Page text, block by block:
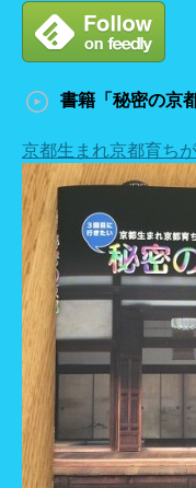
書籍「秘密の京都
京都生まれ京都育ち